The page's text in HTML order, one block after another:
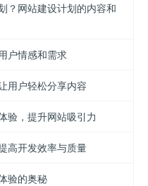
？网站建设计划的内容和
户情感和需求
用户轻松分享内容
验，提升网站吸引力
高开发效率与质量
验的奥秘